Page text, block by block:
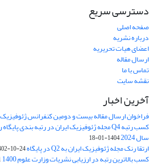
دسترسی سریع
صفحه اصلی
درباره نشریه
اعضای هیات تحریریه
ارسال مقاله
تماس با ما
نقشه سایت
آخرین اخبار
فراخوان ارسال مقاله بیست و دومین کنفرانس ژئوفیزیک
سال 2024 1404-01-18
ارتقا رنک مجله ژئوفیزیک ایران به Q2 در پایگاه ISC_JCR 10-24
کسب بالاترین رتبه در ارزیابی نشریات وزارت علوم 1400